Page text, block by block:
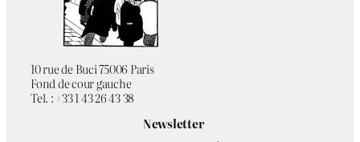
10 rue de Buci 75006 Paris
Fond de cour gauche
Tel. : +33 1 43 26 43 38
Newsletter